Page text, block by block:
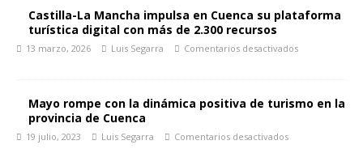
Castilla-La Mancha impulsa en Cuenca su plataforma
turística digital con más de 2.300 recursos
13 marzo, 2026 Luis Segarra Comentarios desactivados
Mayo rompe con la dinámica positiva de turismo en la
provincia de Cuenca
19 julio, 2023 Luis Segarra Comentarios desactivados